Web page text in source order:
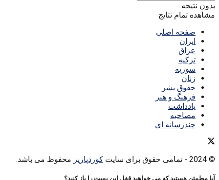
بدون نتیجه
مشاهده تمام نتایج
صفحه اصلی
ایران
عراق
ترکیه
سوریه
زنان
حقوق بشر
فرهنگ و هنر
یادداشت
مصاحبه
چندرسانه ای
© 2024 - تمامی حقوق برای سایت کوردپاریز محفوظ می باشد.
آیا مطمئن هستید که می خواهید قفل این پست را باز کنید؟